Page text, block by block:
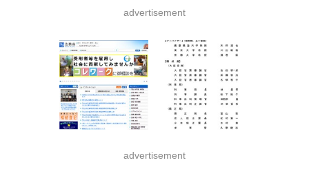
advertisement
advertisement